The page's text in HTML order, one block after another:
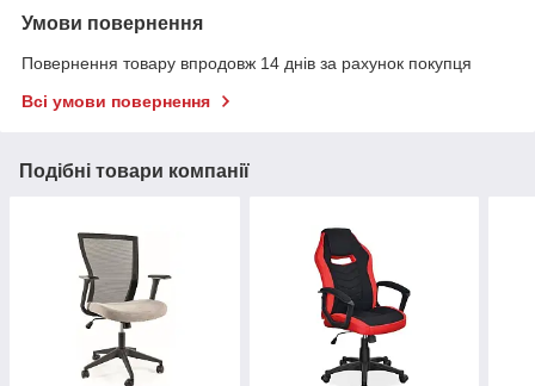
Умови повернення
Повернення товару впродовж 14 днів за рахунок покупця
Всі умови повернення
Подібні товари компанії